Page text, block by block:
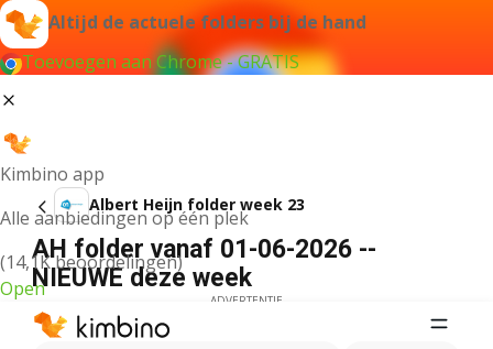
Altijd de actuele folders bij de hand
Toevoegen aan Chrome - GRATIS
Kimbino app
Alle aanbiedingen op één plek
(14,1K beoordelingen)
Open
Albert Heijn folder week 23
AH folder vanaf 01-06-2026 --
NIEUWE deze week
ADVERTENTIE